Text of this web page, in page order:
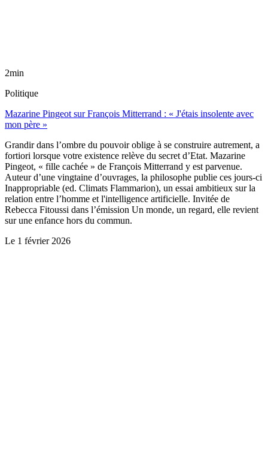
2min
Politique
Mazarine Pingeot sur François Mitterrand : « J'étais insolente avec
mon père »
Grandir dans l’ombre du pouvoir oblige à se construire autrement, a
fortiori lorsque votre existence relève du secret d’Etat. Mazarine
Pingeot, « fille cachée » de François Mitterrand y est parvenue.
Auteur d’une vingtaine d’ouvrages, la philosophe publie ces jours-ci
Inappropriable (ed. Climats Flammarion), un essai ambitieux sur la
relation entre l’homme et l'intelligence artificielle. Invitée de
Rebecca Fitoussi dans l’émission Un monde, un regard, elle revient
sur une enfance hors du commun.
Le 1 février 2026